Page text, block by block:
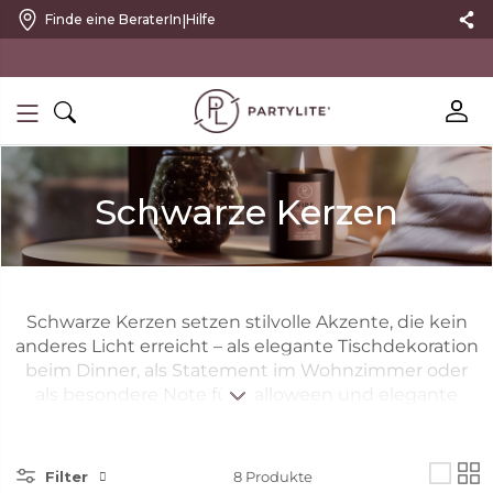
Finde eine BeraterIn|Hilfe
Schwarze Kerzen
Schwarze Kerzen setzen stilvolle Akzente, die kein
anderes Licht erreicht – als elegante Tischdekoration
beim Dinner, als Statement im Wohnzimmer oder
als besondere Note für Halloween und elegante
Duftkerzen in ausdrucksstarken Duftrichtungen wie
Filter 8 Produkte